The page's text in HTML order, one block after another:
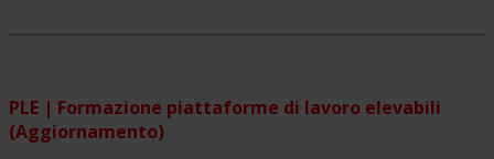
PLE | Formazione piattaforme di lavoro elevabili
(Aggiornamento)